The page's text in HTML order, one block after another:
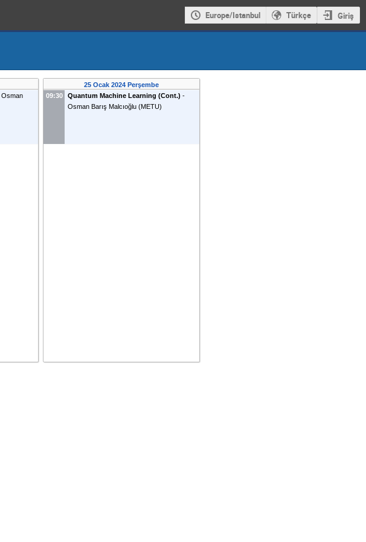
Europe/Istanbul Türkçe Giriş
Osman
25 Ocak 2024 Perşembe
09:30
Quantum Machine Learning (Cont.) -
Osman Barış Malcıoğlu (METU)